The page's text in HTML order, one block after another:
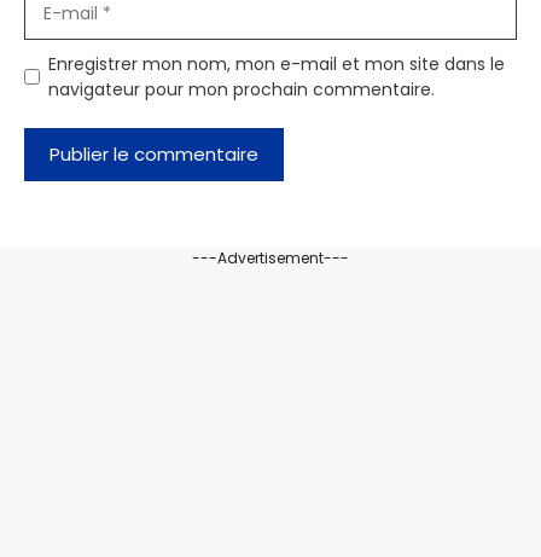
mail
Enregistrer mon nom, mon e-mail et mon site dans le
navigateur pour mon prochain commentaire.
---Advertisement---